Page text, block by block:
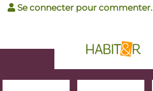
Se connecter pour commenter.
phrase d'accroche